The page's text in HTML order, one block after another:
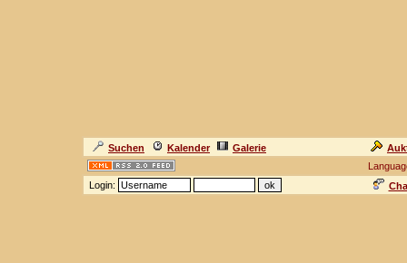
Suchen Kalender Galerie
Login: